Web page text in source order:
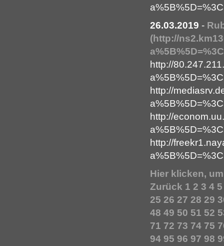
26.03.2019 -
(http://
http://
http://
http://
http://
Hier klicken,
Zurück 1 2 3 4 5
25 26 27 28 29
48 49 50 51 52
71 72 73 74 75
94 95 96 97 98